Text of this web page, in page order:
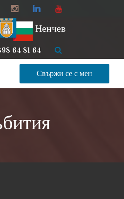
Ненчев
64 81 64
Свържи се с мен